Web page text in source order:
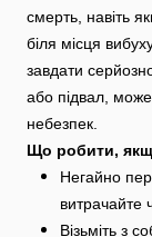
смерть, навіть
біля місця
завдати
або підвал,
небезпек.
Що робити,
Негайно
витрачайте
Візьміть з